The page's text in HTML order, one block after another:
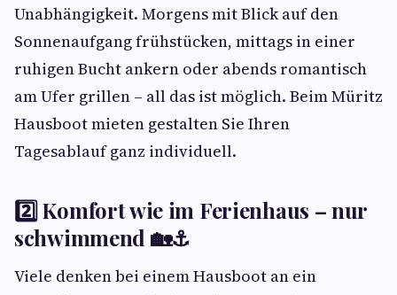
Unabhängigkeit. Morgens mit Blick auf den
Sonnenaufgang frühstücken, mittags in einer
ruhigen Bucht ankern oder abends romantisch
am Ufer grillen – all das ist möglich. Beim Müritz
Hausboot mieten gestalten Sie Ihren
Tagesablauf ganz individuell.
2️⃣ Komfort wie im Ferienhaus – nur
schwimmend 🏡⚓
Viele denken bei einem Hausboot an ein